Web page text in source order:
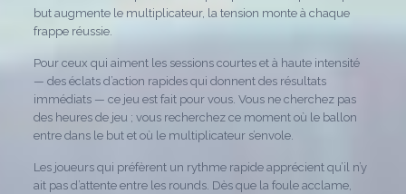
but augmente le multiplicateur, la tension monte à chaque
frappe réussie.
Pour ceux qui aiment les sessions courtes et à haute intensité
— des éclats d’action rapides qui donnent des résultats
immédiats — ce jeu est fait pour vous. Vous ne cherchez pas
des heures de jeu ; vous recherchez ce moment où le ballon
entre dans le but et où le multiplicateur s’envole.
Les joueurs qui préfèrent un rythme rapide apprécient qu’il n’y
ait pas d’attente entre les rounds. Dès que la foule acclame,